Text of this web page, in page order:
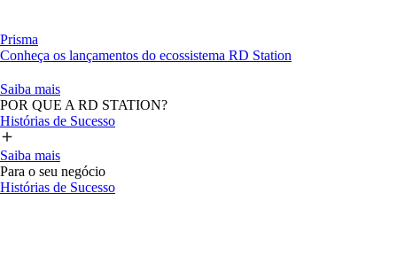
Prisma
Conheça os lançamentos do ecossistema RD Station
Saiba mais
POR QUE A RD STATION?
Histórias de Sucesso
Saiba mais
Para o seu negócio
Histórias de Sucesso